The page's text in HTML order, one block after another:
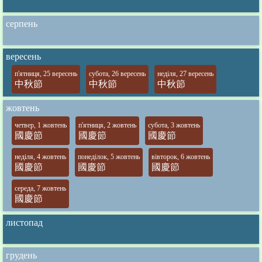
серпень
вересень
п'ятниця, 25 вересень
中秋節
субота, 26 вересень
中秋節
неділя, 27 вересень
中秋節
жовтень
четвер, 1 жовтень
國慶節
п'ятниця, 2 жовтень
國慶節
субота, 3 жовтень
國慶節
неділя, 4 жовтень
國慶節
понеділок, 5 жовтень
國慶節
вівторок, 6 жовтень
國慶節
середа, 7 жовтень
國慶節
листопад
грудень